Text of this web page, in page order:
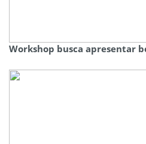
Workshop busca apresentar